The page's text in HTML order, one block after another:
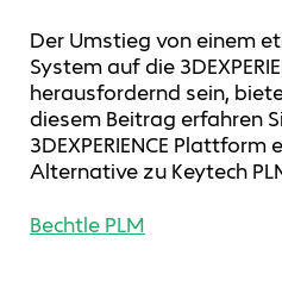
Der Umstieg von einem
System auf die
herausfordernd sein,
diesem Beitrag erfahren
3DEXPERIENCE Plattform
Alternative zu Keytech
Bechtle PLM